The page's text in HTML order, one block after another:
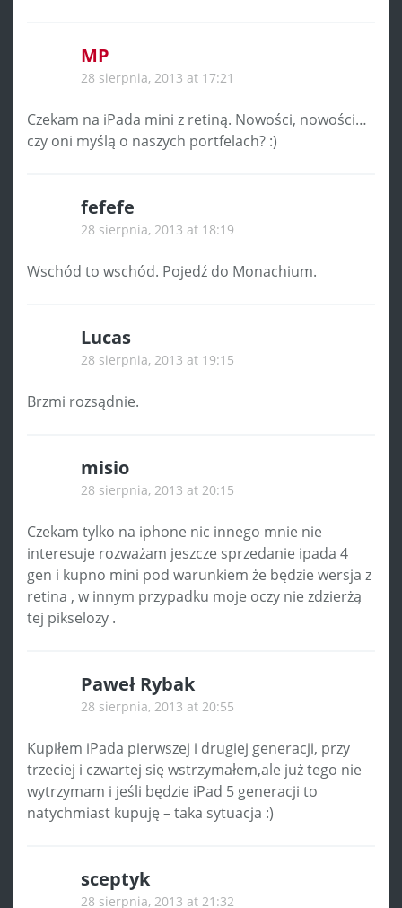
MP
28 sierpnia, 2013 at 17:21
Czekam na iPada mini z retiną. Nowości, nowości…
czy oni myślą o naszych portfelach? :)
fefefe
28 sierpnia, 2013 at 18:19
Wschód to wschód. Pojedź do Monachium.
Lucas
28 sierpnia, 2013 at 19:15
Brzmi rozsądnie.
misio
28 sierpnia, 2013 at 20:15
Czekam tylko na iphone nic innego mnie nie
interesuje rozważam jeszcze sprzedanie ipada 4
gen i kupno mini pod warunkiem że będzie wersja z
retina , w innym przypadku moje oczy nie zdzierżą
tej pikselozy .
Paweł Rybak
28 sierpnia, 2013 at 20:55
Kupiłem iPada pierwszej i drugiej generacji, przy
trzeciej i czwartej się wstrzymałem,ale już tego nie
wytrzymam i jeśli będzie iPad 5 generacji to
natychmiast kupuję – taka sytuacja :)
sceptyk
28 sierpnia, 2013 at 21:32